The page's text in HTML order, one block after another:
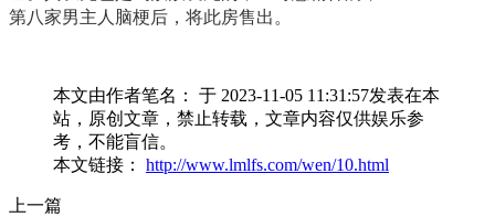
第八家男主人脑梗后，将此房售出。
本文由作者笔名： 于 2023-11-05 11:31:57发表在本
站，原创文章，禁止转载，文章内容仅供娱乐参
考，不能盲信。
本文链接： http://www.lmlfs.com/wen/10.html
上一篇